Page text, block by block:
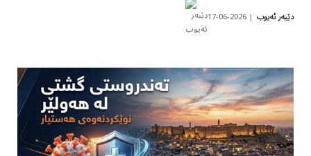
دێبەر ئەیوب 2026-06-17